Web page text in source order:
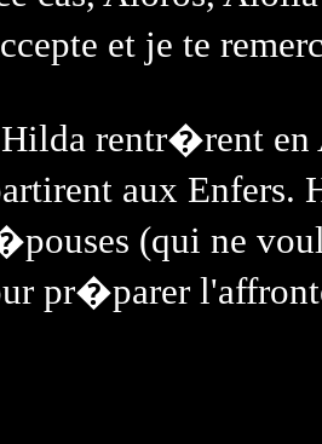
et je te
rentr�rent en
aux
(qui ne
pr�parer